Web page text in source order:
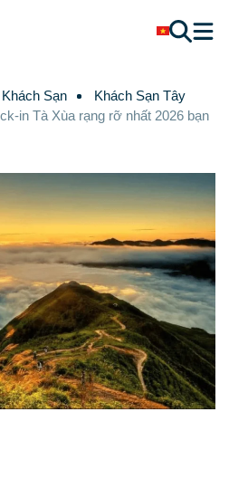
Sạn
Khách Sạn Tây
in Tà Xùa rạng rỡ nhất 2026 bạn